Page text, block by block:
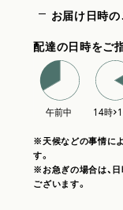
お届け日時
配達の日時をご
※天候などの事情に
す。
※お急ぎの場合は、
ございます。